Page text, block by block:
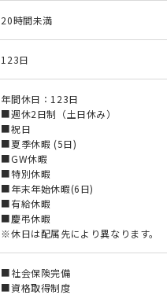
20時間未満
123日
年間休日：123日
■週休2日制（土日休み）
■祝日
■夏季休暇 (5日)
■GW休暇
■特別休暇
■年末年始休暇(6日)
■有給休暇
■慶弔休暇
※休日は配属先により異なります。
■社会保険完備
■資格取得制度